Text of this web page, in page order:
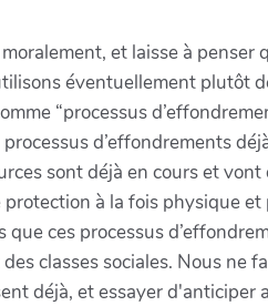
et laisse à penser
éventuellement plutôt
“processus
d’effondrements
sont déjà en cours et
à la fois physique et
ces processus
classes sociales. Nous ne
déjà, et essayer d'anticiper